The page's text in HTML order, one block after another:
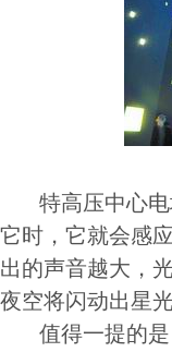
特高压中心电
它时，它就会感
出的声音越大，
夜空将闪动出星
值得一提的是